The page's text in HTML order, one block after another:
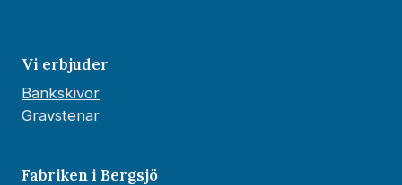
Vi erbjuder
Bänkskivor
Gravstenar
Fabriken i Bergsjö